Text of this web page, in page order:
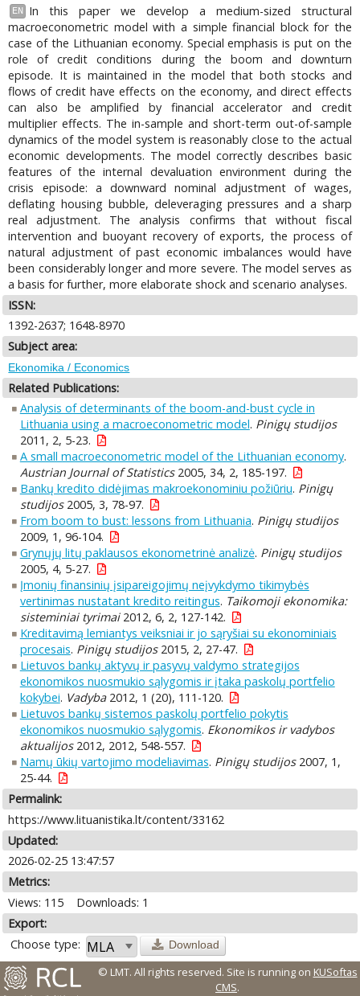
EN
In this paper we develop a medium-sized structural
macroeconometric model with a simple financial block for the
case of the Lithuanian economy. Special emphasis is put on the
role of credit conditions during the boom and downturn
episode. It is maintained in the model that both stocks and
flows of credit have effects on the economy, and direct effects
can also be amplified by financial accelerator and credit
multiplier effects. The in-sample and short-term out-of-sample
dynamics of the model system is reasonably close to the actual
economic developments. The model correctly describes basic
features of the internal devaluation environment during the
crisis episode: a downward nominal adjustment of wages,
deflating housing bubble, deleveraging pressures and a sharp
real adjustment. The analysis confirms that without fiscal
intervention and buoyant recovery of exports, the process of
natural adjustment of past economic imbalances would have
been considerably longer and more severe. The model serves as
a basis for further, more elaborate shock and scenario analyses.
ISSN:
1392-2637; 1648-8970
Subject area:
Ekonomika / Economics
Related Publications:
Analysis of determinants of the boom-and-bust cycle in
Lithuania using a macroeconometric model. Pinigų studijos
2011, 2, 5-23.
A small macroeconometric model of the Lithuanian economy.
Austrian Journal of Statistics2005, 34, 2, 185-197.
Bankų kredito didėjimas makroekonominiu požiūriu. Pinigų
studijos2005, 3, 78-97.
From boom to bust: lessons from Lithuania. Pinigų studijos
2009, 1, 96-104.
Grynųjų litų paklausos ekonometrinė analizė. Pinigų studijos
2005, 4, 5-27.
Įmonių finansinių įsipareigojimų neįvykdymo tikimybės
vertinimas nustatant kredito reitingus. Taikomoji ekonomika:
sisteminiai tyrimai2012, 6, 2, 127-142.
Kreditavimą lemiantys veiksniai ir jo sąryšiai su ekonominiais
procesais. Pinigų studijos2015, 2, 27-47.
Lietuvos bankų aktyvų ir pasyvų valdymo strategijos
ekonomikos nuosmukio sąlygomis ir įtaka paskolų portfelio
kokybei. Vadyba2012, 1 (20), 111-120.
Lietuvos bankų sistemos paskolų portfelio pokytis
ekonomikos nuosmukio sąlygomis. Ekonomikos ir vadybos
aktualijos2012, 2012, 548-557.
Namų ūkių vartojimo modeliavimas. Pinigų studijos2007, 1,
25-44.
Permalink:
https://www.lituanistika.lt/content/33162
Updated:
2026-02-25 13:47:57
Metrics:
Views: 115
Downloads: 1
Export:
Choose type:
Download
© LMT. All rights reserved. Site is running on KUSoftas
CMS.